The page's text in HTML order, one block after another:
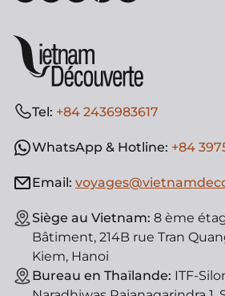
Tel: +84 2436983617
WhatsApp & Hotline: +84
Email:
Siège au Vietnam: 8 ème
Bâtiment, 214B rue Tran
Kiem, Hanoi
Bureau en Thaïlande: ITF-